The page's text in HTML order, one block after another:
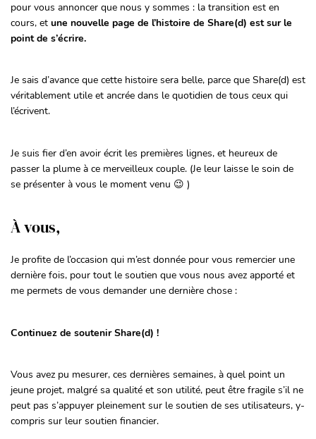
pour vous annoncer que nous y sommes : la transition est en
cours, et une nouvelle page de l’histoire de Share(d) est sur le
point de s’écrire.
Je sais d’avance que cette histoire sera belle, parce que Share(d) est
véritablement utile et ancrée dans le quotidien de tous ceux qui
l’écrivent.
Je suis fier d’en avoir écrit les premières lignes, et heureux de
passer la plume à ce merveilleux couple. (Je leur laisse le soin de
se présenter à vous le moment venu 😉 )
À vous,
Je profite de l’occasion qui m’est donnée pour vous remercier une
dernière fois, pour tout le soutien que vous nous avez apporté et
me permets de vous demander une dernière chose :
Continuez de soutenir Share(d) !
Vous avez pu mesurer, ces dernières semaines, à quel point un
jeune projet, malgré sa qualité et son utilité, peut être fragile s’il ne
peut pas s’appuyer pleinement sur le soutien de ses utilisateurs, y-
compris sur leur soutien financier.